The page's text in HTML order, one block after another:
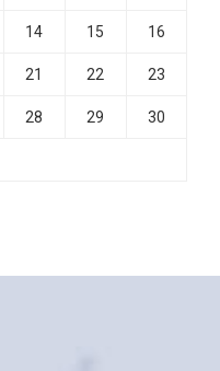
14 15 16
21 22 23
28 29 30